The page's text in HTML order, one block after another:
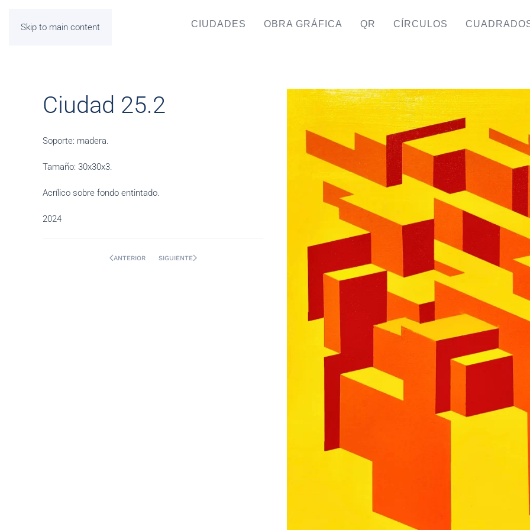
Skip to main content CIUDADES OBRA GRÁFICA QR CÍRCULOS
Ciudad 25.2
Soporte: madera.
Tamaño: 30x30x3.
Acrílico sobre fondo entintado.
2024
ANTERIOR SIGUIENTE